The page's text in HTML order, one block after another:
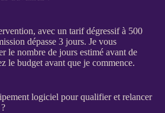
avec un tarif dégressif à 500
dépasse 3 jours. Je vous
le nombre de jours estimé avant de
le budget avant que je commence.
logiciel pour qualifier et relancer